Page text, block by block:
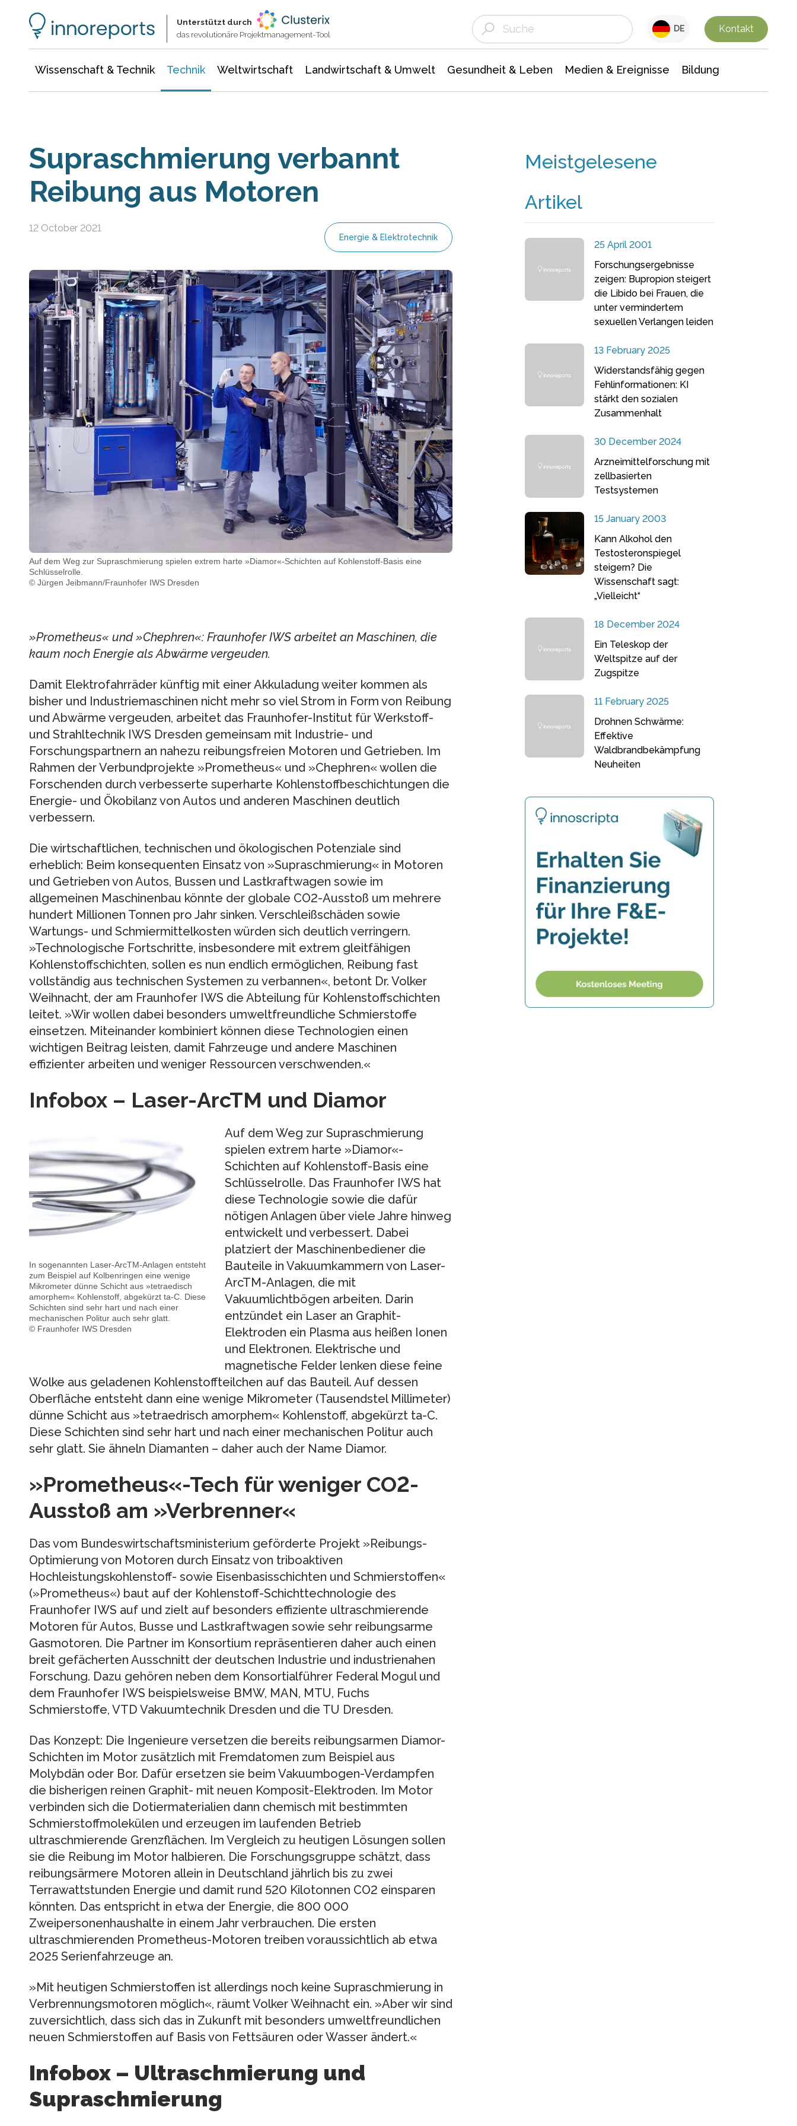
Unterstützt durch
das revolutionäre Projektmanagement-Tool
DE Kontakt
Wissenschaft & Technik Technik Weltwirtschaft Landwirtschaft & Umwelt Gesundheit & Leben Medien & Ereignisse Bildung
Supraschmierung verbannt
Reibung aus Motoren
12 October 2021
Energie & Elektrotechnik
Auf dem Weg zur Supraschmierung spielen extrem harte »Diamor«-Schichten auf Kohlenstoff-Basis eine
Schlüsselrolle.
© Jürgen Jeibmann/Fraunhofer IWS Dresden
»Prometheus« und »Chephren«: Fraunhofer IWS arbeitet an Maschinen, die
kaum noch Energie als Abwärme vergeuden.
Damit Elektrofahrräder künftig mit einer Akkuladung weiter kommen als
bisher und Industriemaschinen nicht mehr so viel Strom in Form von Reibung
und Abwärme vergeuden, arbeitet das Fraunhofer-Institut für Werkstoff-
und Strahltechnik IWS Dresden gemeinsam mit Industrie- und
Forschungspartnern an nahezu reibungsfreien Motoren und Getrieben. Im
Rahmen der Verbundprojekte »Prometheus« und »Chephren« wollen die
Forschenden durch verbesserte superharte Kohlenstoffbeschichtungen die
Energie- und Ökobilanz von Autos und anderen Maschinen deutlich
verbessern.
Die wirtschaftlichen, technischen und ökologischen Potenziale sind
erheblich: Beim konsequenten Einsatz von »Supraschmierung« in Motoren
und Getrieben von Autos, Bussen und Lastkraftwagen sowie im
allgemeinen Maschinenbau könnte der globale CO2-Ausstoß um mehrere
hundert Millionen Tonnen pro Jahr sinken. Verschleißschäden sowie
Wartungs- und Schmiermittelkosten würden sich deutlich verringern.
»Technologische Fortschritte, insbesondere mit extrem gleitfähigen
Kohlenstoffschichten, sollen es nun endlich ermöglichen, Reibung fast
vollständig aus technischen Systemen zu verbannen«, betont Dr. Volker
Weihnacht, der am Fraunhofer IWS die Abteilung für Kohlenstoffschichten
leitet. »Wir wollen dabei besonders umweltfreundliche Schmierstoffe
einsetzen. Miteinander kombiniert können diese Technologien einen
wichtigen Beitrag leisten, damit Fahrzeuge und andere Maschinen
effizienter arbeiten und weniger Ressourcen verschwenden.«
Infobox – Laser-ArcTM und Diamor
In sogenannten Laser-ArcTM-Anlagen entsteht
zum Beispiel auf Kolbenringen eine wenige
Mikrometer dünne Schicht aus »tetraedisch
amorphem« Kohlenstoff, abgekürzt ta-C. Diese
Schichten sind sehr hart und nach einer
mechanischen Politur auch sehr glatt.
© Fraunhofer IWS Dresden
Auf dem Weg zur Supraschmierung
spielen extrem harte »Diamor«-
Schichten auf Kohlenstoff-Basis eine
Schlüsselrolle. Das Fraunhofer IWS hat
diese Technologie sowie die dafür
nötigen Anlagen über viele Jahre hinweg
entwickelt und verbessert. Dabei
platziert der Maschinenbediener die
Bauteile in Vakuumkammern von Laser-
ArcTM-Anlagen, die mit
Vakuumlichtbögen arbeiten. Darin
entzündet ein Laser an Graphit-
Elektroden ein Plasma aus heißen Ionen
und Elektronen. Elektrische und
magnetische Felder lenken diese feine
Wolke aus geladenen Kohlenstoffteilchen auf das Bauteil. Auf dessen
Oberfläche entsteht dann eine wenige Mikrometer (Tausendstel Millimeter)
dünne Schicht aus »tetraedrisch amorphem« Kohlenstoff, abgekürzt ta-C.
Diese Schichten sind sehr hart und nach einer mechanischen Politur auch
sehr glatt. Sie ähneln Diamanten – daher auch der Name Diamor.
»Prometheus«-Tech für weniger CO2-
Ausstoß am »Verbrenner«
Das vom Bundeswirtschaftsministerium geförderte Projekt »Reibungs-
Optimierung von Motoren durch Einsatz von triboaktiven
Hochleistungskohlenstoff- sowie Eisenbasisschichten und Schmierstoffen«
(»Prometheus«) baut auf der Kohlenstoff-Schichttechnologie des
Fraunhofer IWS auf und zielt auf besonders effiziente ultraschmierende
Motoren für Autos, Busse und Lastkraftwagen sowie sehr reibungsarme
Gasmotoren. Die Partner im Konsortium repräsentieren daher auch einen
breit gefächerten Ausschnitt der deutschen Industrie und industrienahen
Forschung. Dazu gehören neben dem Konsortialführer Federal Mogul und
dem Fraunhofer IWS beispielsweise BMW, MAN, MTU, Fuchs
Schmierstoffe, VTD Vakuumtechnik Dresden und die TU Dresden.
Das Konzept: Die Ingenieure versetzen die bereits reibungsarmen Diamor-
Schichten im Motor zusätzlich mit Fremdatomen zum Beispiel aus
Molybdän oder Bor. Dafür ersetzen sie beim Vakuumbogen-Verdampfen
die bisherigen reinen Graphit- mit neuen Komposit-Elektroden. Im Motor
verbinden sich die Dotiermaterialien dann chemisch mit bestimmten
Schmierstoffmolekülen und erzeugen im laufenden Betrieb
ultraschmierende Grenzflächen. Im Vergleich zu heutigen Lösungen sollen
sie die Reibung im Motor halbieren. Die Forschungsgruppe schätzt, dass
reibungsärmere Motoren allein in Deutschland jährlich bis zu zwei
Terrawattstunden Energie und damit rund 520 Kilotonnen CO2 einsparen
könnten. Das entspricht in etwa der Energie, die 800 000
Zweipersonenhaushalte in einem Jahr verbrauchen. Die ersten
ultraschmierenden Prometheus-Motoren treiben voraussichtlich ab etwa
2025 Serienfahrzeuge an.
»Mit heutigen Schmierstoffen ist allerdings noch keine Supraschmierung in
Verbrennungsmotoren möglich«, räumt Volker Weihnacht ein. »Aber wir sind
zuversichtlich, dass sich das in Zukunft mit besonders umweltfreundlichen
neuen Schmierstoffen auf Basis von Fettsäuren oder Wasser ändert.«
Infobox – Ultraschmierung und
Supraschmierung
Meistgelesene
Artikel
25 April 2001
Forschungsergebnisse
zeigen: Bupropion steigert
die Libido bei Frauen, die
unter vermindertem
sexuellen Verlangen leiden
13 February 2025
Widerstandsfähig gegen
Fehlinformationen: KI
stärkt den sozialen
Zusammenhalt
30 December 2024
Arzneimittelforschung mit
zellbasierten
Testsystemen
15 January 2003
Kann Alkohol den
Testosteronspiegel
steigern? Die
Wissenschaft sagt:
„Vielleicht“
18 December 2024
Ein Teleskop der
Weltspitze auf der
Zugspitze
11 February 2025
Drohnen Schwärme:
Effektive
Waldbrandbekämpfung
Neuheiten